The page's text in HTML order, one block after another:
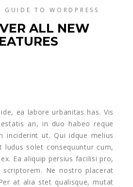
GUIDE TO WORDPRESS
ALL NEW
ea labore urbanitas has. Vis
an, in duo habeo reque
inciderint ut. Qui idque melius
ludus solet consequuntur cum,
Ea aliquip persius facilisi pro,
Ne nostro placerat
at alia stet qualisque, mutat